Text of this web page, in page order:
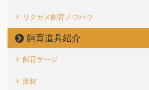
リクガメ飼育ノウハウ
飼育道具紹介
飼育ケージ
床材